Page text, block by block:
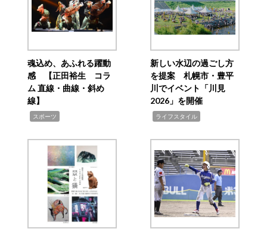
魂込め、あふれる躍動
感 【正田裕生 コラ
ム 直線・曲線・斜め
線】
スポーツ
新しい水辺の過ごし方
を提案 札幌市・豊平
川でイベント「川見
2026」を開催
ライフスタイル